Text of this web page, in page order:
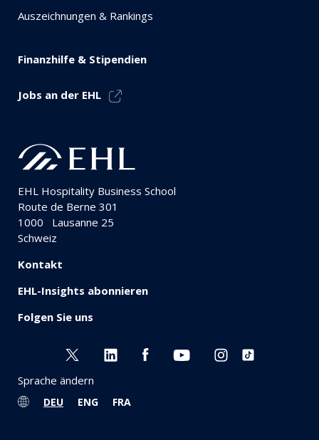
Auszeichnungen & Rankings
Finanzhilfe & Stipendien
Jobs an der EHL
EHL Hospitality Business School
Route de Berne 301
1000
Lausanne 25
Schweiz
Kontakt
EHL-Insights abonnieren
Folgen Sie uns
Sprache ändern
DEU ENG FRA